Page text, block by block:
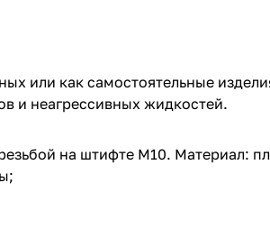
или как самостоятельные
и неагрессивных жидкостей.
на штифте М10. Материал: